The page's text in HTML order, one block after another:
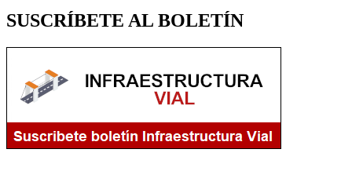
SUSCRÍBETE AL BOLETÍN